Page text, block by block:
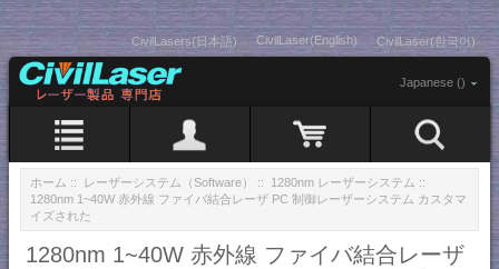
CivilLasers(日本語) CivilLaser(English) CivilLaser(한국어)
Japanese ()
ホーム :: レーザーシステム（Software） :: 1280nm レーザーシステム ::
1280nm 1~40W 赤外線 ファイバ結合レーザ PC 制御レーザーシステム カスタマ
イズされた
1280nm 1~40W 赤外線 ファイバ結合レーザ